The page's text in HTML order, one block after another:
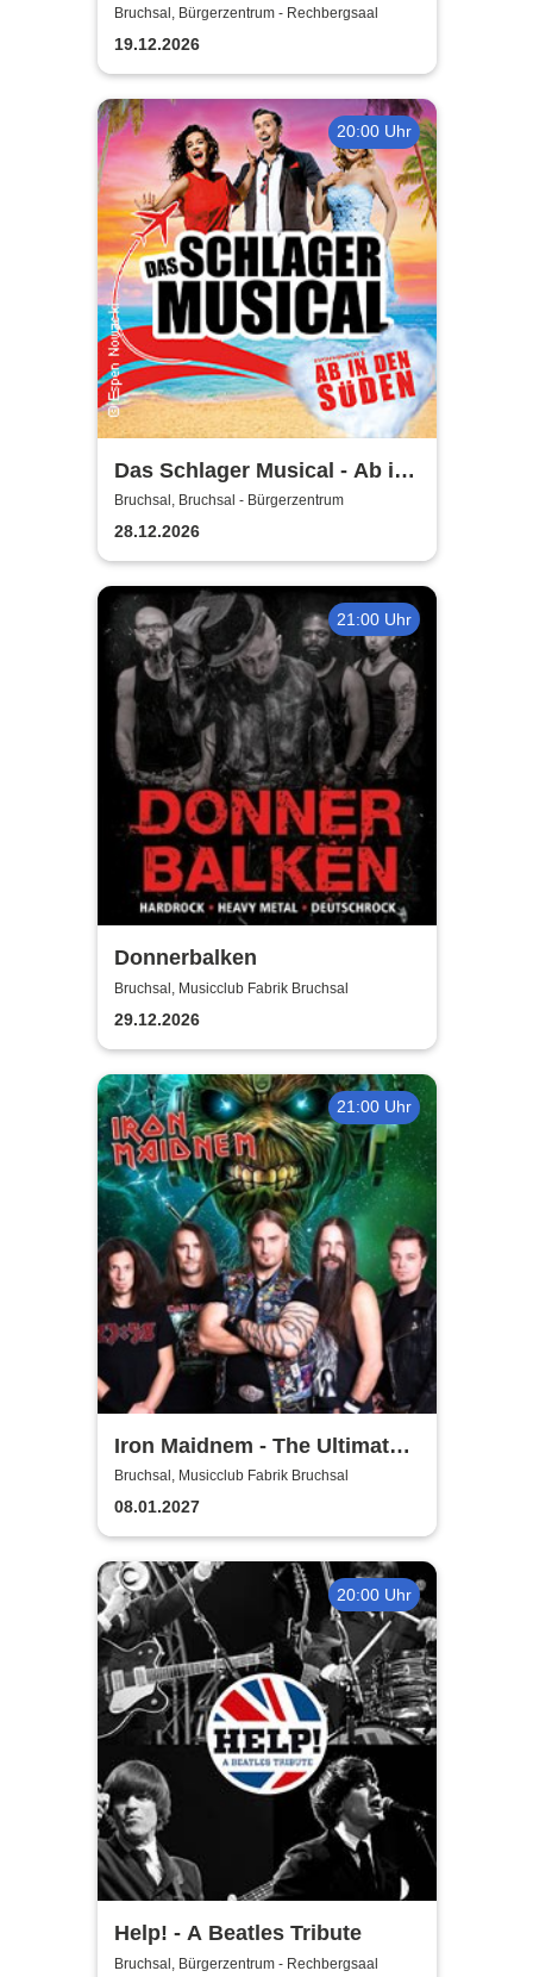
The Blue Sky Orchestra
Bruchsal, Bürgerzentrum - Rechbergsaal
19.12.2026
20:00 Uhr
Das Schlager Musical - Ab in
den Süden 2026/2027
Bruchsal, Bruchsal - Bürgerzentrum
28.12.2026
21:00 Uhr
Donnerbalken
Bruchsal, Musicclub Fabrik Bruchsal
29.12.2026
21:00 Uhr
Iron Maidnem - The Ultimate
Iron Maiden Tribute Band
Bruchsal, Musicclub Fabrik Bruchsal
08.01.2027
20:00 Uhr
Help! - A Beatles Tribute
Bruchsal, Bürgerzentrum - Rechbergsaal